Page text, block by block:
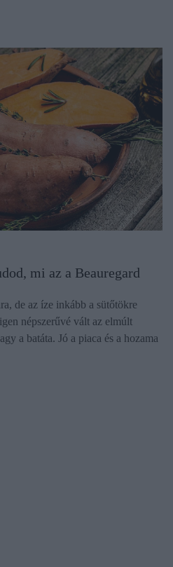
mi az a Beauregard
de az íze inkább a sütőtökre
népszerűvé vált az elmúlt
a batáta. Jó a piaca és a hozama